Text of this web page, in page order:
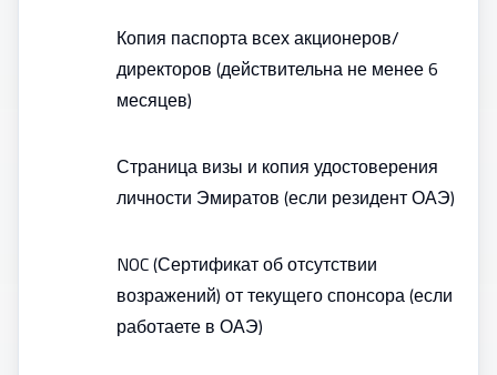
Копия паспорта всех акционеров/
директоров (действительна не менее 6
месяцев)
Страница визы и копия удостоверения
личности Эмиратов (если резидент ОАЭ)
NOC (Сертификат об отсутствии
возражений) от текущего спонсора (если
работаете в ОАЭ)